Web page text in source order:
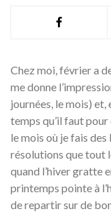
Chez moi, février a
me donne
journées, le mois)
temps qu’il faut pour
le mois où je fais
résolutions que tout
quand l’hiver gratte
printemps pointe à
de repartir sur de